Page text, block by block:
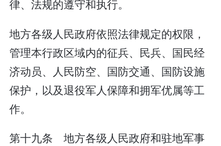
律、法规的遵守和执行。
地方各级人民政府依照法律规定的权限，
管理本行政区域内的征兵、民兵、国民经
济动员、人民防空、国防交通、国防设施
保护，以及退役军人保障和拥军优属等工
作。
第十九条 地方各级人民政府和驻地军事